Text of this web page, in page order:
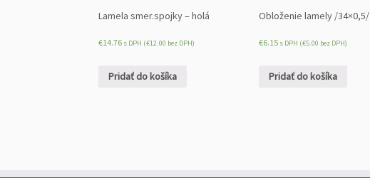
Lamela smer.spojky – holá
€14.76 s DPH (€12.00 bez DPH)
Pridať do košíka
Obloženie lamely /34×0,5/
€6.15 s DPH (€5.00 bez DPH)
Pridať do košíka